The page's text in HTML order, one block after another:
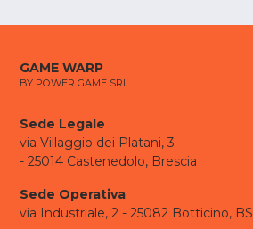
GAME WARP
BY POWER GAME SRL
Sede Legale
via Villaggio dei Platani, 3
- 25014 Castenedolo, Brescia
Sede Operativa
via Industriale, 2 - 25082 Botticino, BS